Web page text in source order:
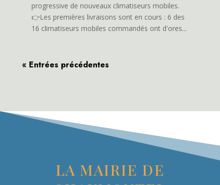
progressive de nouveaux climatiseurs mobiles.
👉Les premières livraisons sont en cours : 6 des
16 climatiseurs mobiles commandés ont d'ores...
« Entrées précédentes
LA MAIRIE DE